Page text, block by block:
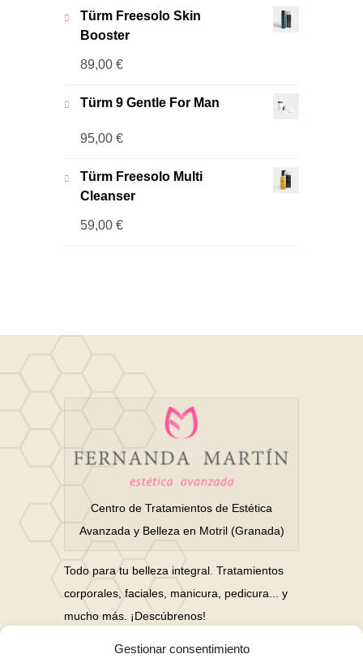
Gestionar consentimiento
Türm Freesolo Skin
Booster
89,00 €
Türm 9 Gentle For Man
95,00 €
Türm Freesolo Multi
Cleanser
59,00 €
Centro de Tratamientos de Estética
Avanzada y Belleza en Motril (Granada)
Todo para tu belleza integral. Tratamientos
corporales, faciales, manicura, pedicura... y
mucho más. ¡Descúbrenos!
Nuestras Redes Sociales